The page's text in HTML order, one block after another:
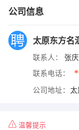
公司信息
太原东方名
联系人： 张
联系电话：
公司地址：
温馨提示